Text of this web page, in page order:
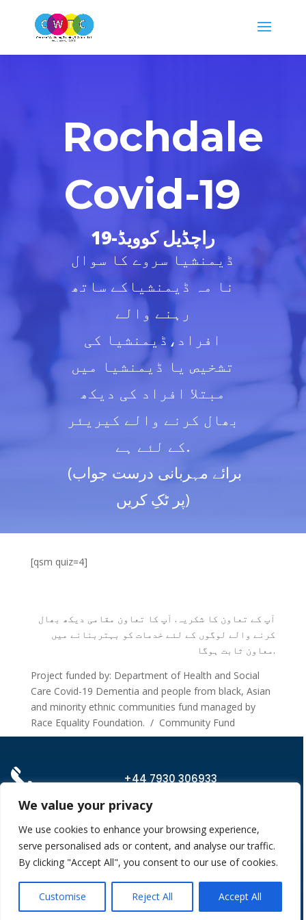
We value your privacy
We use cookies to enhance your browsing experience,
serve personalised ads or content, and analyse our traffic.
By clicking "Accept All", you consent to our use of cookies.
Customise Reject All Accept All
Rochdale
Covid-19
19-راچڈیل کوویڈ
ڈیمنشیا سروے کا سوال
نا مہ ڈیمنشیاکے ساتھ
رہنے والے
افراد،ڈیمنشیا کی
تشخیص یا ڈیمنشیا میں
مبتلا افراد کی دیکھ
بھال کرنے والے کیریئر
کے لئے ہے.
(برائے مہربانی درست جواب
پر ٹکِ کریں)
[qsm quiz=4]
آپ کے تعاون کا شکریہ. آپ کا تعاون مقامی دیکھ بھال
کرنے والے لوگوں کے لئے خدمات کو بہتربنانے میں
معاون ثابت ہوگا.
Project funded by: Department of Health and Social
Care Covid-19 Dementia and people from black, Asian
and minority ethnic communities fund managed by
Race Equality Foundation. / Community Fund
+44 7930 306933
admin@cw-tc.co.uk
Medtia Chambers, 5 Barn Street, Oldham.
OL1 1LP